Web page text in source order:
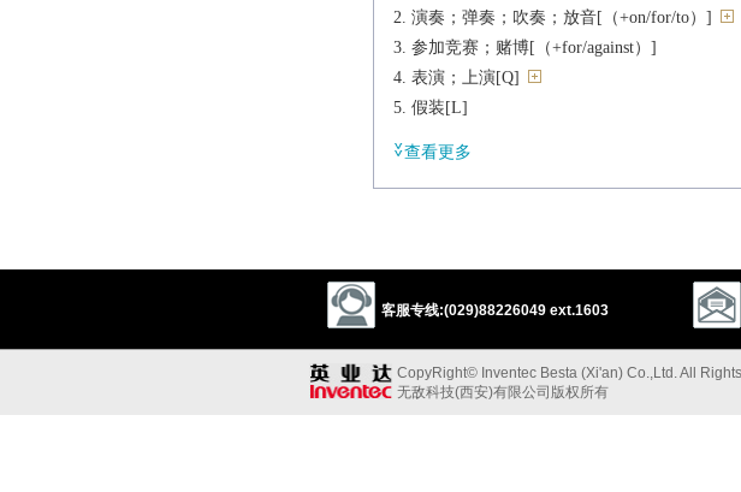
演奏；弹奏；吹奏；放音[（+on/for/to）]
参加竞赛；赌博[（+for/against）]
表演；上演[Q]
假装[L]
【口】对付[O]
发射；喷射；摇晃；挥舞
赌，对……下赌注
查看更多
客服专线:(029)88226049 ext.1603
CopyRight© Inventec Besta (Xi'an) Co.,Ltd. All
无敌科技(西安)有限公司版权所有